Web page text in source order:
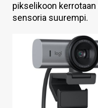
HINTA.FI
VAIHDA TEEMA
pikselikoon kerrotaan
sensoria suurempi.